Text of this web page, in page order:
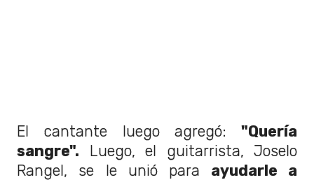
El cantante luego agregó: "Quería
sangre". Luego, el guitarrista, Joselo
Rangel, se le unió para ayudarle a